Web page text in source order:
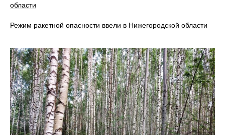
области
Режим ракетной опасности ввели в Нижегородской области